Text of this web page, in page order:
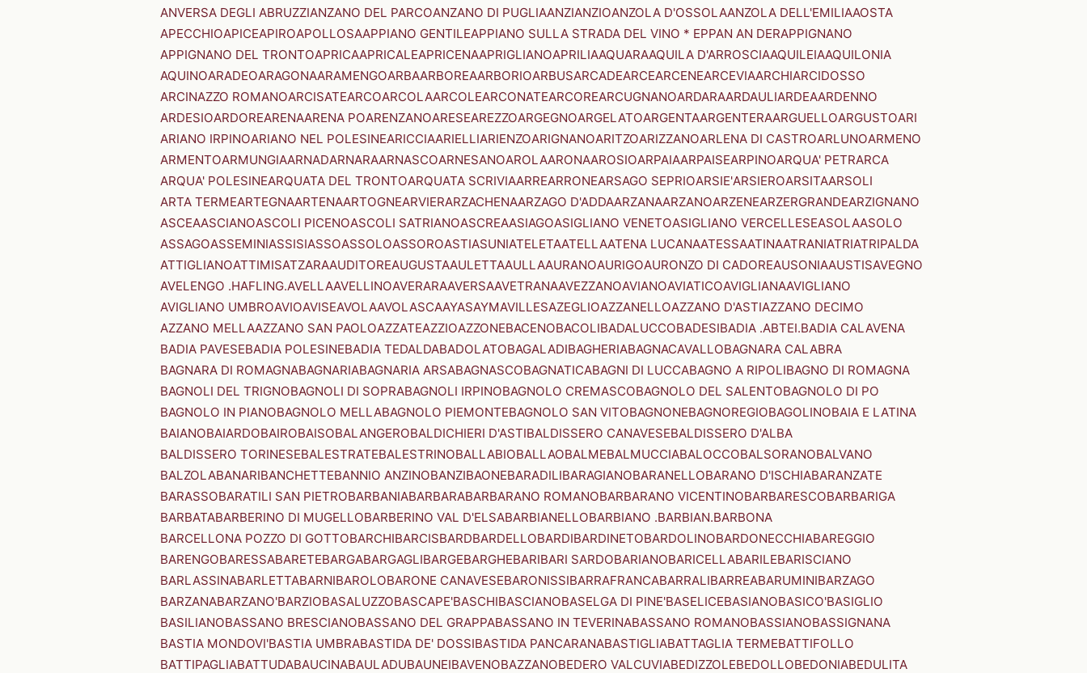
ANVERSA DEGLI ABRUZZIANZANO DEL PARCOANZANO DI PUGLIAANZIANZIOANZOLA D'OSSOLAANZOLA DELL'EMILIAAOSTA
APECCHIOAPICEAPIROAPOLLOSAAPPIANO GENTILEAPPIANO SULLA STRADA DEL VINO * EPPAN AN DERAPPIGNANO
APPIGNANO DEL TRONTOAPRICAAPRICALEAPRICENAAPRIGLIANOAPRILIAAQUARAAQUILA D'ARROSCIAAQUILEIAAQUILONIA
AQUINOARADEOARAGONAARAMENGOARBAARBOREAARBORIOARBUSARCADEARCEARCENEARCEVIAARCHIARCIDOSSO
ARCINAZZO ROMANOARCISATEARCOARCOLAARCOLEARCONATEARCOREARCUGNANOARDARAARDAULIARDEAARDENNO
ARDESIOARDOREARENAARENA POARENZANOARESEAREZZOARGEGNOARGELATOARGENTAARGENTERAARGUELLOARGUSTOARI
ARIANO IRPINOARIANO NEL POLESINEARICCIAARIELLIARIENZOARIGNANOARITZOARIZZANOARLENA DI CASTROARLUNOARMENO
ARMENTOARMUNGIAARNADARNARAARNASCOARNESANOAROLAARONAAROSIOARPAIAARPAISEARPINOARQUA' PETRARCA
ARQUA' POLESINEARQUATA DEL TRONTOARQUATA SCRIVIAARREARRONEARSAGO SEPRIOARSIE'ARSIEROARSITAARSOLI
ARTA TERMEARTEGNAARTENAARTOGNEARVIERARZACHENAARZAGO D'ADDAARZANAARZANOARZENEARZERGRANDEARZIGNANO
ASCEAASCIANOASCOLI PICENOASCOLI SATRIANOASCREAASIAGOASIGLIANO VENETOASIGLIANO VERCELLESEASOLAASOLO
ASSAGOASSEMINIASSISIASSOASSOLOASSOROASTIASUNIATELETAATELLAATENA LUCANAATESSAATINAATRANIATRIATRIPALDA
ATTIGLIANOATTIMISATZARAAUDITOREAUGUSTAAULETTAAULLAAURANOAURIGOAURONZO DI CADOREAUSONIAAUSTISAVEGNO
AVELENGO .HAFLING.AVELLAAVELLINOAVERARAAVERSAAVETRANAAVEZZANOAVIANOAVIATICOAVIGLIANAAVIGLIANO
AVIGLIANO UMBROAVIOAVISEAVOLAAVOLASCAAYASAYMAVILLESAZEGLIOAZZANELLOAZZANO D'ASTIAZZANO DECIMO
AZZANO MELLAAZZANO SAN PAOLOAZZATEAZZIOAZZONEBACENOBACOLIBADALUCCOBADESIBADIA .ABTEI.BADIA CALAVENA
BADIA PAVESEBADIA POLESINEBADIA TEDALDABADOLATOBAGALADIBAGHERIABAGNACAVALLOBAGNARA CALABRA
BAGNARA DI ROMAGNABAGNARIABAGNARIA ARSABAGNASCOBAGNATICABAGNI DI LUCCABAGNO A RIPOLIBAGNO DI ROMAGNA
BAGNOLI DEL TRIGNOBAGNOLI DI SOPRABAGNOLI IRPINOBAGNOLO CREMASCOBAGNOLO DEL SALENTOBAGNOLO DI PO
BAGNOLO IN PIANOBAGNOLO MELLABAGNOLO PIEMONTEBAGNOLO SAN VITOBAGNONEBAGNOREGIOBAGOLINOBAIA E LATINA
BAIANOBAIARDOBAIROBAISOBALANGEROBALDICHIERI D'ASTIBALDISSERO CANAVESEBALDISSERO D'ALBA
BALDISSERO TORINESEBALESTRATEBALESTRINOBALLABIOBALLAOBALMEBALMUCCIABALOCCOBALSORANOBALVANO
BALZOLABANARIBANCHETTEBANNIO ANZINOBANZIBAONEBARADILIBARAGIANOBARANELLOBARANO D'ISCHIABARANZATE
BARASSOBARATILI SAN PIETROBARBANIABARBARABARBARANO ROMANOBARBARANO VICENTINOBARBARESCOBARBARIGA
BARBATABARBERINO DI MUGELLOBARBERINO VAL D'ELSABARBIANELLOBARBIANO .BARBIAN.BARBONA
BARCELLONA POZZO DI GOTTOBARCHIBARCISBARDBARDELLOBARDIBARDINETOBARDOLINOBARDONECCHIABAREGGIO
BARENGOBARESSABARETEBARGABARGAGLIBARGEBARGHEBARIBARI SARDOBARIANOBARICELLABARILEBARISCIANO
BARLASSINABARLETTABARNIBAROLOBARONE CANAVESEBARONISSIBARRAFRANCABARRALIBARREABARUMINIBARZAGO
BARZANABARZANO'BARZIOBASALUZZOBASCAPE'BASCHIBASCIANOBASELGA DI PINE'BASELICEBASIANOBASICO'BASIGLIO
BASILIANOBASSANO BRESCIANOBASSANO DEL GRAPPABASSANO IN TEVERINABASSANO ROMANOBASSIANOBASSIGNANA
BASTIA MONDOVI'BASTIA UMBRABASTIDA DE' DOSSIBASTIDA PANCARANABASTIGLIABATTAGLIA TERMEBATTIFOLLO
BATTIPAGLIABATTUDABAUCINABAULADUBAUNEIBAVENOBAZZANOBEDERO VALCUVIABEDIZZOLEBEDOLLOBEDONIABEDULITA